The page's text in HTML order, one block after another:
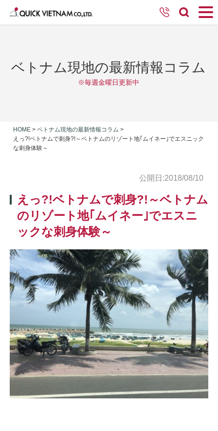
ベトナム現地の最新情報コラム
※毎週金曜日更新中
HOME > ベトナム現地の最新情報コラム >
えっ?!ベトナムで刺身?!～ベトナムのリゾート地｢ムイネー｣でエスニック
な刺身体験～
公開日:2018/08/10
えっ?!ベトナムで刺身?!～ベトナム
のリゾート地｢ムイネー｣でエスニ
ックな刺身体験～